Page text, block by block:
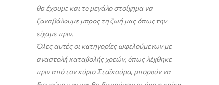
θα έχουμε και το μεγάλο στοίχημα να
ξαναβάλουμε μπρος τη ζωή μας όπως την
είχαμε πριν.
Όλες αυτές οι κατηγορίες ωφελούμενων με
αναστολή καταβολής χρεών, όπως λέχθηκε
πριν από τον κύριο Σταϊκούρα, μπορούν να